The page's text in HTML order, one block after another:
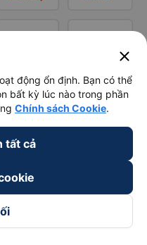
close
động ổn định. Bạn có thể
bất kỳ lúc nào trong phần
Chính sách Cookie.
tất cả